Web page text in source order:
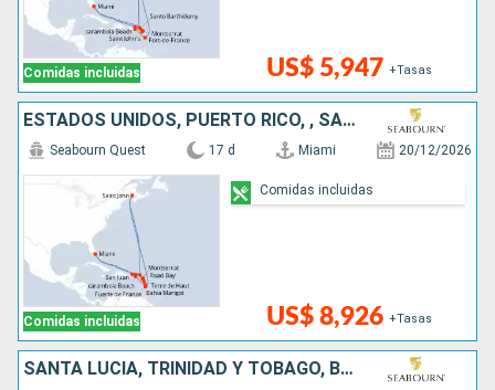
Comidas incluidas US$ 5,947 +Tasas
ESTADOS UNIDOS, PUERTO RICO, , SANTA LUCIA, CANADÁ, REINO UNIDO, ANTIGUA Y BARBUDA
Comidas incluidas
Seabourn Quest 17 d Miami 20/12/2026
US$ 8,926 +Tasas
Comidas incluidas
SANTA LUCIA, TRINIDAD Y TOBAGO, BARBADOS